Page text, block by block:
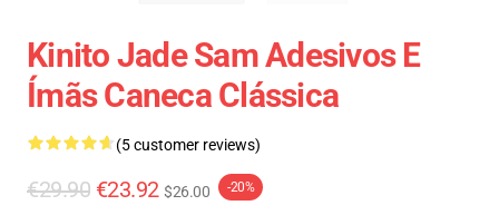
Kinito Jade Sam Adesivos E
Ímãs Caneca Clássica
(5 customer reviews)
€29.90 €23.92 $26.00 -20%